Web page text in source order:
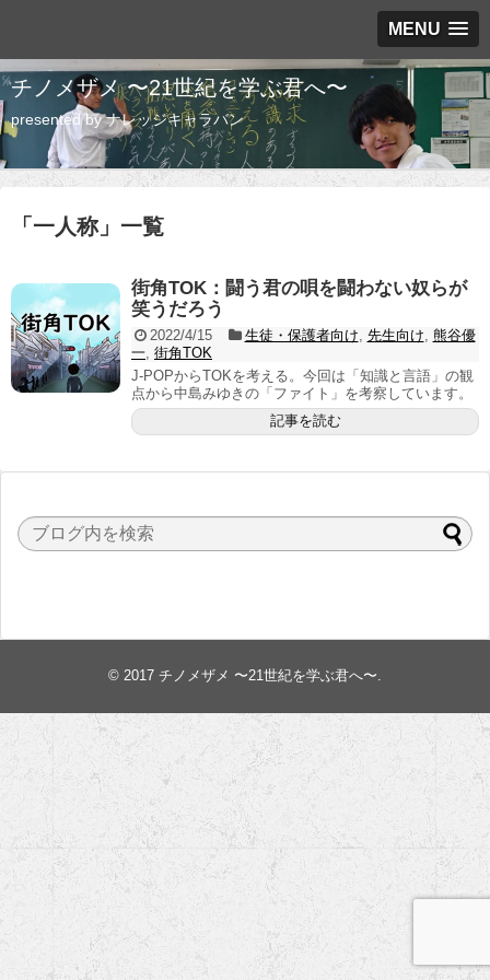
MENU
チノメザメ 〜21世紀を学ぶ君へ〜
presented by ナレッジキャラバン
「 一人称」 一覧
街角TOK：闘う君の唄を闘わない奴らが
笑うだろう
2022/4/15 生徒・保護者向け 先生向け 熊谷優
一 街角TOK
J-POPからTOKを考える。今回は「知識と言語」の観
点から中島みゆきの「ファイト」を考察しています。
記事を読む
© 2017 チノメザメ 〜21世紀を学ぶ君へ〜